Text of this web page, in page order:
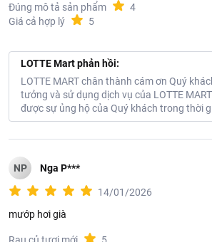
Đúng mô tả sản phẩm
4
Giá cả hợp lý
5
LOTTE Mart phản hồi:
LOTTE MART chân thành cám ơn Quý
tưởng và sử dụng dịch vụ của LOTTE
được sự ủng hộ của Quý khách trong thời
NP Nga P***
14/01/2026
mướp hơi già
Rau củ tươi mới
5